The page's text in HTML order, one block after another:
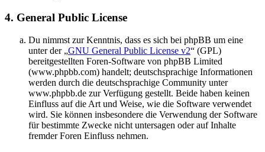
4. General Public License
Du nimmst zur Kenntnis, dass es sich bei phpBB um eine
unter der „GNU General Public License v2“ (GPL)
bereitgestellten Foren-Software von phpBB Limited
(www.phpbb.com) handelt; deutschsprachige Informationen
werden durch die deutschsprachige Community unter
www.phpbb.de zur Verfügung gestellt. Beide haben keinen
Einfluss auf die Art und Weise, wie die Software verwendet
wird. Sie können insbesondere die Verwendung der Software
für bestimmte Zwecke nicht untersagen oder auf Inhalte
fremder Foren Einfluss nehmen.